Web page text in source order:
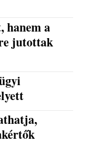
hanem a
jutottak